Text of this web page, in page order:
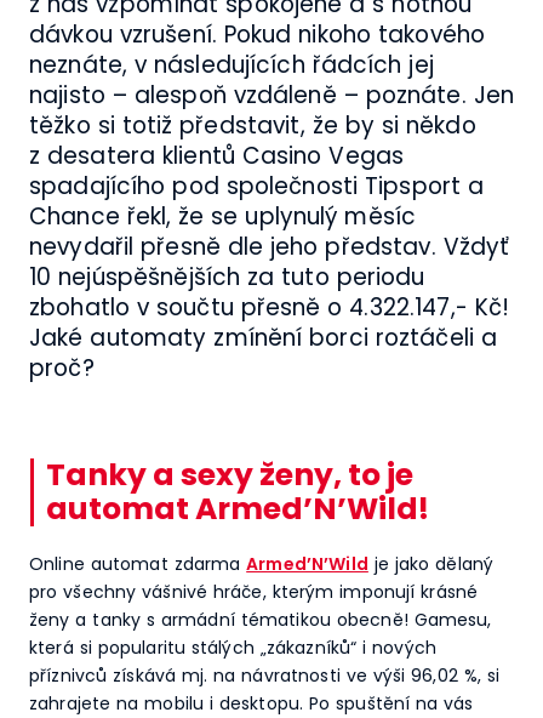
dávkou vzrušení. Pokud nikoho takového
neznáte, v následujících řádcích jej
najisto – alespoň vzdáleně – poznáte. Jen
těžko si totiž představit, že by si někdo
z desatera klientů Casino Vegas
spadajícího pod společnosti Tipsport a
Chance řekl, že se uplynulý měsíc
nevydařil přesně dle jeho představ. Vždyť
10 nejúspěšnějších za tuto periodu
zbohatlo v součtu přesně o 4.322.147,- Kč!
Jaké automaty zmínění borci roztáčeli a
proč?
Tanky a sexy ženy, to je
automat Armed’N’Wild!
Online automat zdarmaArmed’N’Wild je jako dělaný
pro všechny vášnivé hráče, kterým imponují krásné
ženy a tanky s armádní tématikou obecně! Gamesu,
která si popularitu stálých „zákazníků“ i nových
příznivců získává mj. na návratnosti ve výši 96,02 %, si
zahrajete na mobilu i desktopu. Po spuštění na vás